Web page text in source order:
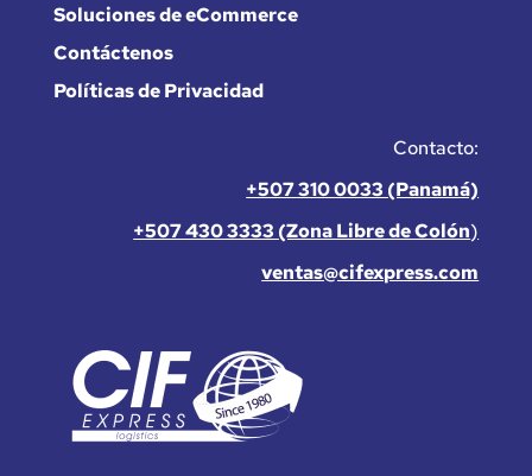
Soluciones de eCommerce
Contáctenos
Políticas de Privacidad
Contacto:
+507 310 0033 (Panamá)
+507 430 3333 (Zona Libre de Colón)
ventas@cifexpress.com